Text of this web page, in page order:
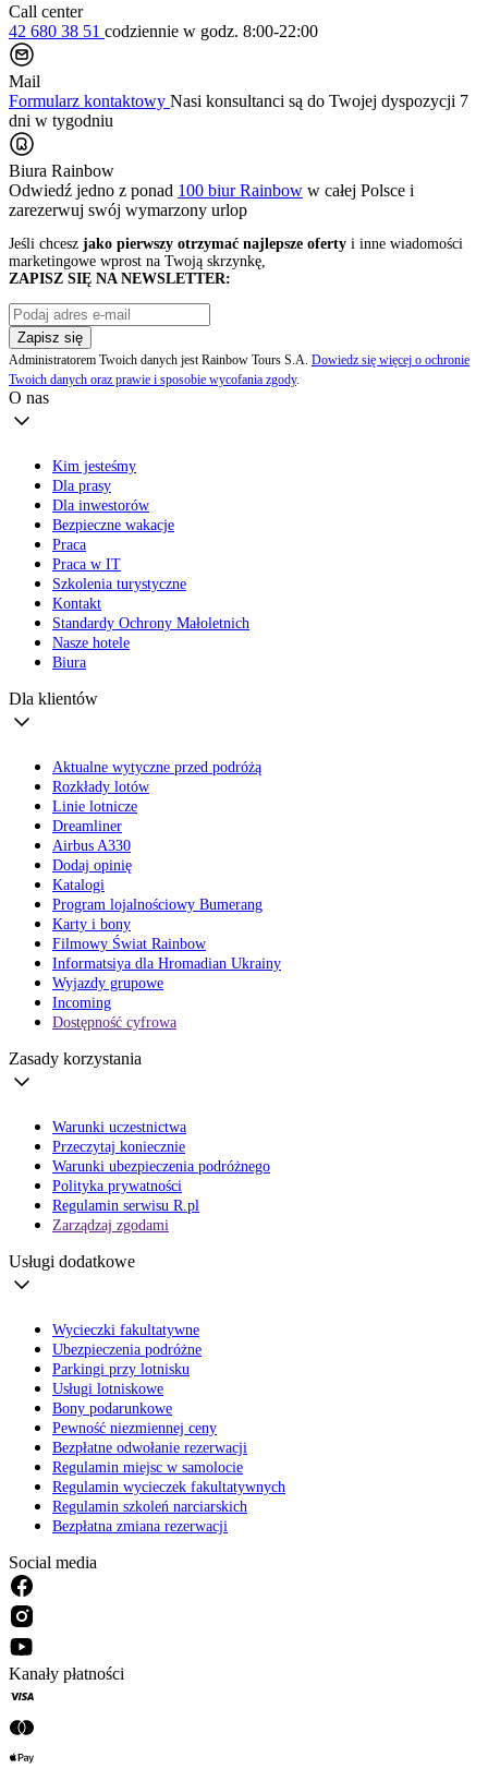
Call center
42 680 38 51 codziennie w godz. 8:00-22:00
Mail
Formularz kontaktowy Nasi konsultanci są do Twojej dyspozycji 7
dni w tygodniu
Biura Rainbow
Odwiedź jedno z ponad 100 biur Rainbow w całej Polsce i
zarezerwuj swój wymarzony urlop
Jeśli chcesz jako pierwszy otrzymać najlepsze oferty i inne wiadomości
marketingowe wprost na Twoją skrzynkę,
ZAPISZ SIĘ NA NEWSLETTER:
Zapisz się
Administratorem Twoich danych jest Rainbow Tours S.A. Dowiedz się więcej o ochronie
Twoich danych oraz prawie i sposobie wycofania zgody.
O nas
Kim jesteśmy
Dla prasy
Dla inwestorów
Bezpieczne wakacje
Praca
Praca w IT
Szkolenia turystyczne
Kontakt
Standardy Ochrony Małoletnich
Nasze hotele
Biura
Dla klientów
Aktualne wytyczne przed podróżą
Rozkłady lotów
Linie lotnicze
Dreamliner
Airbus A330
Dodaj opinię
Katalogi
Program lojalnościowy Bumerang
Karty i bony
Filmowy Świat Rainbow
Informatsiya dla Hromadian Ukrainy
Wyjazdy grupowe
Incoming
Dostępność cyfrowa
Zasady korzystania
Warunki uczestnictwa
Przeczytaj koniecznie
Warunki ubezpieczenia podróżnego
Polityka prywatności
Regulamin serwisu R.pl
Zarządzaj zgodami
Usługi dodatkowe
Wycieczki fakultatywne
Ubezpieczenia podróżne
Parkingi przy lotnisku
Usługi lotniskowe
Bony podarunkowe
Pewność niezmiennej ceny
Bezpłatne odwołanie rezerwacji
Regulamin miejsc w samolocie
Regulamin wycieczek fakultatywnych
Regulamin szkoleń narciarskich
Bezpłatna zmiana rezerwacji
Social media
Kanały płatności